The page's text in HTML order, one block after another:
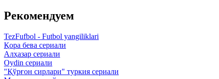
Рекомендуем
TezFufbol - Futbol yangiliklari
Қора бева сериали
Алҳазар сериали
Oydin сериали
"Қўрғон сирлари" туркия сериали